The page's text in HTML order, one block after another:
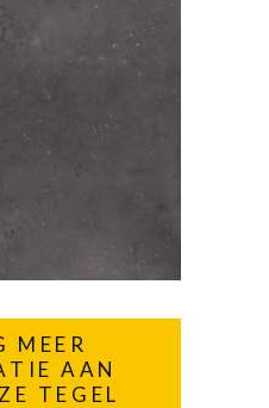
MEER
AAN
TEGEL